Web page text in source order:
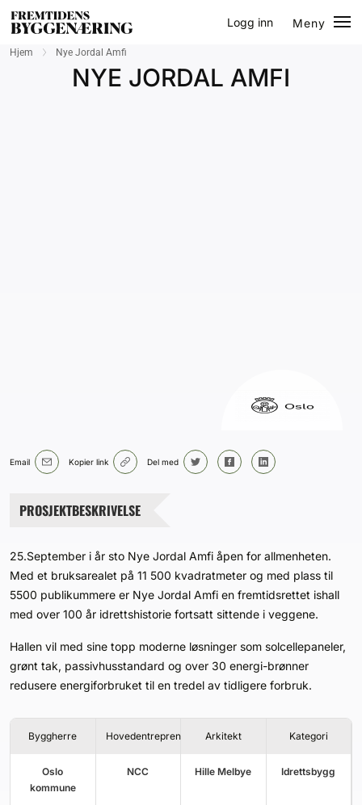
Logg inn
Meny
Eiendom
Øvrige
Tips redaksjonen
Annonsering
Abonnere magasin
Abonnement Pluss
Kontakt oss
Login
Hjem Nye Jordal Amfi
NYE JORDAL AMFI
Email Kopier link Del med
PROSJEKTBESKRIVELSE
25.September i år sto Nye Jordal Amfi åpen for allmenheten.
Med et bruksarealet på 11 500 kvadratmeter og med plass til
5500 publikummere er Nye Jordal Amfi en fremtidsrettet ishall
med over 100 år idrettshistorie fortsatt sittende i veggene.
Hallen vil med sine topp moderne løsninger som solcellepaneler,
grønt tak, passivhusstandard og over 30 energi-brønner
redusere energiforbruket til en tredel av tidligere forbruk.
Byggherre
Oslo
kommune
Hovedentreprenør
NCC
Arkitekt
Hille Melbye
Kategori
Idrettsbygg